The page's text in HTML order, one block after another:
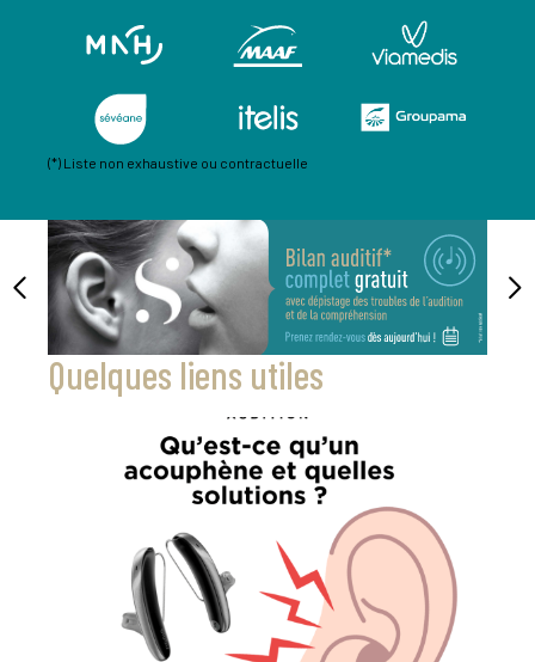
(*) Liste non exhaustive ou contractuelle
Quelques liens utiles